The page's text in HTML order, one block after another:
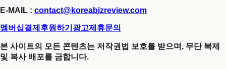
E-MAIL : contact@koreabizreview.com
멤버십결제 후원하기 광고제휴문의
본 사이트의 모든 콘텐츠는 저작권법 보호를 받으며, 무단 복제
및 복사 배포를 금합니다.